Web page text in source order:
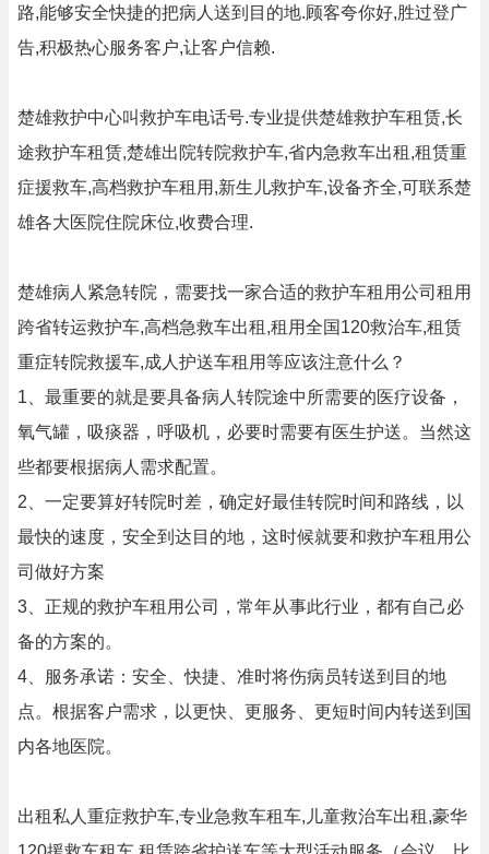
路,能够安全快捷的把病人送到目的地.顾客夸你好,胜过登广
告,积极热心服务客户,让客户信赖.
楚雄救护中心叫救护车电话号.专业提供楚雄救护车租赁,长
途救护车租赁,楚雄出院转院救护车,省内急救车出租,租赁重
症援救车,高档救护车租用,新生儿救护车,设备齐全,可联系楚
雄各大医院住院床位,收费合理.
楚雄病人紧急转院，需要找一家合适的救护车租用公司租用
跨省转运救护车,高档急救车出租,租用全国120救治车,租赁
重症转院救援车,成人护送车租用等应该注意什么？
1、最重要的就是要具备病人转院途中所需要的医疗设备，
氧气罐，吸痰器，呼吸机，必要时需要有医生护送。当然这
些都要根据病人需求配置。
2、一定要算好转院时差，确定好最佳转院时间和路线，以
最快的速度，安全到达目的地，这时候就要和救护车租用公
司做好方案
3、正规的救护车租用公司，常年从事此行业，都有自己必
备的方案的。
4、服务承诺：安全、快捷、准时将伤病员转送到目的地
点。根据客户需求，以更快、更服务、更短时间内转送到国
内各地医院。
出租私人重症救护车,专业急救车租车,儿童救治车出租,豪华